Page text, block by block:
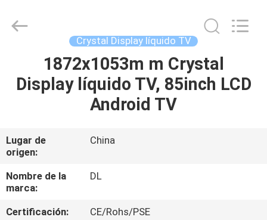
HOGAR
PRODUCTOS
VR
SHOW
SOBRE
Display
Crystal Display líquido TV
1872x1053m m Crystal
Display líquido TV, 85inch LCD
Android TV
Lugar de
origen:
China
Nombre de la
marca:
DL
Certificación:
CE/Rohs/PSE